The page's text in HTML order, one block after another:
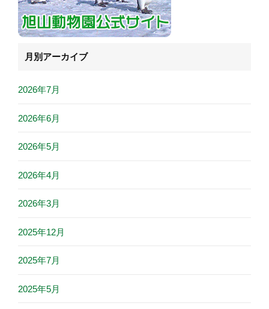
月別アーカイブ
2026年7月
2026年6月
2026年5月
2026年4月
2026年3月
2025年12月
2025年7月
2025年5月